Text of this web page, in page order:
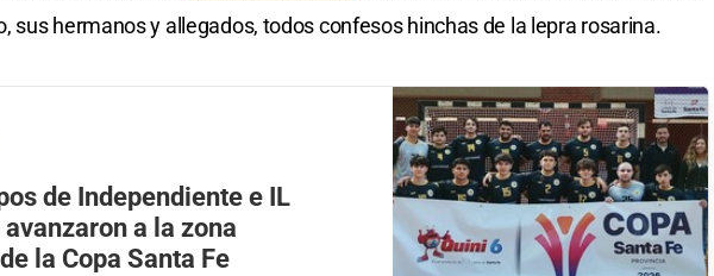
sus hermanos y allegados, todos confesos hinchas de la lepra rosarina.
de Independiente e IL
a la zona
la Copa Santa Fe